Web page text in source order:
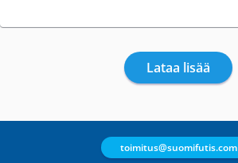
Lataa lisää
toimitus@suomifutis.com